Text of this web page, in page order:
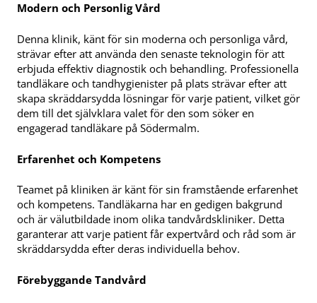
Modern och Personlig Vård
Denna klinik, känt för sin moderna och personliga vård,
strävar efter att använda den senaste teknologin för att
erbjuda effektiv diagnostik och behandling. Professionella
tandläkare och tandhygienister på plats strävar efter att
skapa skräddarsydda lösningar för varje patient, vilket gör
dem till det självklara valet för den som söker en
engagerad tandläkare på Södermalm.
Erfarenhet och Kompetens
Teamet på kliniken är känt för sin framstående erfarenhet
och kompetens. Tandläkarna har en gedigen bakgrund
och är välutbildade inom olika tandvårdskliniker. Detta
garanterar att varje patient får expertvård och råd som är
skräddarsydda efter deras individuella behov.
Förebyggande Tandvård